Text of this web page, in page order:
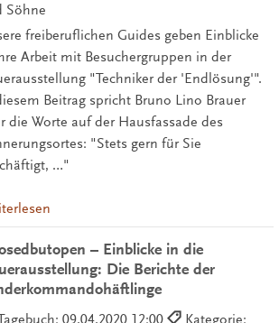
Söhne
freiberuflichen Guides geben Einblicke
Arbeit mit Besuchergruppen in der
"Techniker der 'Endlösung'".
Beitrag spricht Bruno Lino Brauer
die Worte auf der Hausfassade des
"Stets gern für Sie
…"
– Einblicke in die
Die Berichte der
09.04.2020 12:00
Kategorie: